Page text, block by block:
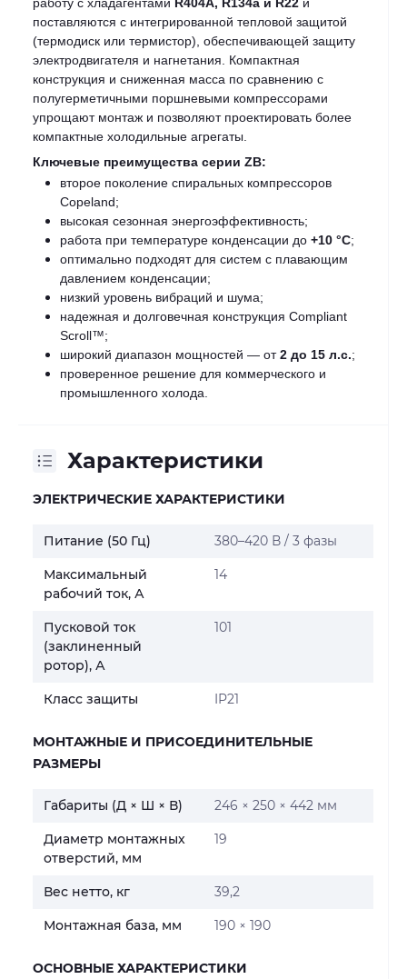
поставляются с интегрированной тепловой защитой
(термодиск или термистор), обеспечивающей защиту
электродвигателя и нагнетания. Компактная
конструкция и сниженная масса по сравнению с
полугерметичными поршневыми компрессорами
упрощают монтаж и позволяют проектировать более
компактные холодильные агрегаты.
Ключевые преимущества серии ZB:
второе поколение спиральных компрессоров
Copeland;
высокая сезонная энергоэффективность;
работа при температуре конденсации до +10 °C;
оптимально подходят для систем с плавающим
давлением конденсации;
низкий уровень вибраций и шума;
надежная и долговечная конструкция Compliant
Scroll™;
широкий диапазон мощностей — от2 до 15 л.с.;
проверенное решение для коммерческого и
промышленного холода.
Характеристики
ЭЛЕКТРИЧЕСКИЕ ХАРАКТЕРИСТИКИ
Питание (50 Гц) 380–420 В / 3 фазы
Максимальный
рабочий ток, А
14
Пусковой ток
(заклиненный
ротор), А
101
Класс защиты IP21
МОНТАЖНЫЕ И ПРИСОЕДИНИТЕЛЬНЫЕ
РАЗМЕРЫ
Габариты (Д × Ш × В) 246 × 250 × 442 мм
Диаметр монтажных
отверстий, мм
19
Вес нетто, кг 39,2
Монтажная база, мм 190 × 190
ОСНОВНЫЕ ХАРАКТЕРИСТИКИ